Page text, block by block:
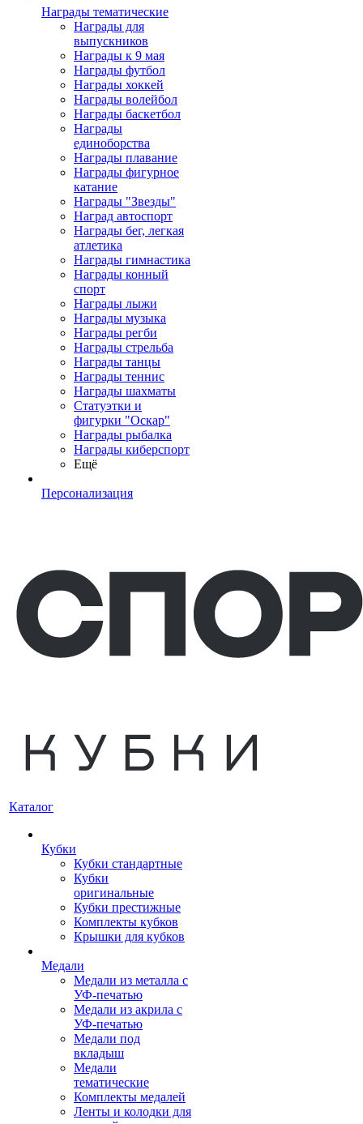
Награды тематические
Награды для
выпускников
Награды к 9 мая
Награды футбол
Награды хоккей
Награды волейбол
Награды баскетбол
Награды
единоборства
Награды плавание
Награды фигурное
катание
Награды "Звезды"
Наград автоспорт
Награды бег, легкая
атлетика
Награды гимнастика
Награды конный
спорт
Награды лыжи
Награды музыка
Награды регби
Награды стрельба
Награды танцы
Награды теннис
Награды шахматы
Статуэтки и
фигурки "Оскар"
Награды рыбалка
Награды киберспорт
Ещё
Персонализация
Каталог
Кубки
Кубки стандартные
Кубки
оригинальные
Кубки престижные
Комплекты кубков
Крышки для кубков
Медали
Медали из металла с
УФ-печатью
Медали из акрила с
УФ-печатью
Медали под
вкладыш
Медали
тематические
Комплекты медалей
Ленты и колодки для